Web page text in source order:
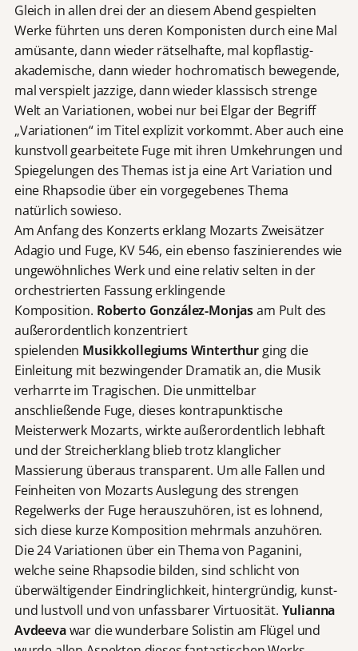
Gleich in allen drei der an diesem Abend gespielten
Werke führten uns deren Komponisten durch eine Mal
amüsante, dann wieder rätselhafte, mal kopflastig-
akademische, dann wieder hochromatisch bewegende,
mal verspielt jazzige, dann wieder klassisch strenge
Welt an Variationen, wobei nur bei Elgar der Begriff
„Variationen“ im Titel explizit vorkommt. Aber auch eine
kunstvoll gearbeitete Fuge mit ihren Umkehrungen und
Spiegelungen des Themas ist ja eine Art Variation und
eine Rhapsodie über ein vorgegebenes Thema
natürlich sowieso.
Am Anfang des Konzerts erklang Mozarts Zweisätzer
Adagio und Fuge, KV 546, ein ebenso faszinierendes wie
ungewöhnliches Werk und eine relativ selten in der
orchestrierten Fassung erklingende
Komposition. Roberto González-Monjasam Pult des
außerordentlich konzentriert
spielenden Musikkollegiums Winterthur ging die
Einleitung mit bezwingender Dramatik an, die Musik
verharrte im Tragischen. Die unmittelbar
anschließende Fuge, dieses kontrapunktische
Meisterwerk Mozarts, wirkte außerordentlich lebhaft
und der Streicherklang blieb trotz klanglicher
Massierung überaus transparent. Um alle Fallen und
Feinheiten von Mozarts Auslegung des strengen
Regelwerks der Fuge herauszuhören, ist es lohnend,
sich diese kurze Komposition mehrmals anzuhören.
Die 24 Variationen über ein Thema von Paganini,
welche seine Rhapsodie bilden, sind schlicht von
überwältigender Eindringlichkeit, hintergründig, kunst-
und lustvoll und von unfassbarer Virtuosität. Yulianna
Avdeevawar die wunderbare Solistin am Flügel und